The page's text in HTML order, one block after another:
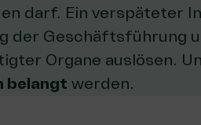
darf. Ein verspäteter
der Geschäftsführung
Organe auslösen.
belangt werden.